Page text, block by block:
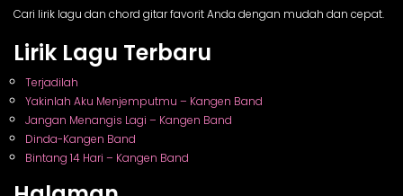
Cari lirik lagu dan chord gitar favorit Anda dengan mudah dan cepat.
Lirik Lagu Terbaru
Terjadilah
Yakinlah Aku Menjemputmu – Kangen Band
Jangan Menangis Lagi – Kangen Band
Dinda-Kangen Band
Bintang 14 Hari – Kangen Band